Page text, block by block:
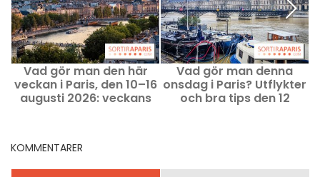
Vad gör man den här
veckan i Paris, den 10–16
augusti 2026: veckans
Vad gör man denna
onsdag i Paris? Utflykter
och bra tips den 12
KOMMENTARER